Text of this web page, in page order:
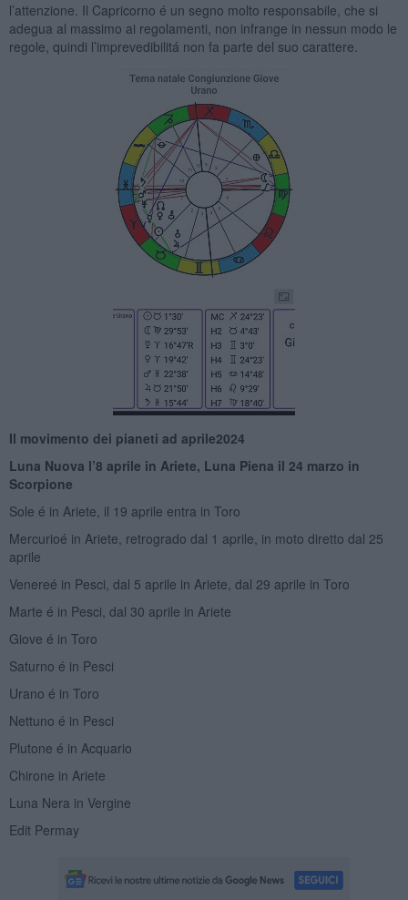
l’attenzione. Il Capricorno é un segno molto responsabile, che si
adegua al massimo ai regolamenti, non infrange in nessun modo le
regole, quindi l’imprevedibilitá non fa parte del suo carattere.
Il movimento dei pianeti ad aprile2024
Luna Nuova l’8 aprile in Ariete, Luna Piena il 24 marzo in
Scorpione
Sole é in Ariete, il 19 aprile entra in Toro
Mercurioé in Ariete, retrogrado dal 1 aprile, in moto diretto dal 25
aprile
Venereé in Pesci, dal 5 aprile in Ariete, dal 29 aprile in Toro
Marte é in Pesci, dal 30 aprile in Ariete
Giove é in Toro
Saturno é in Pesci
Urano é in Toro
Nettuno é in Pesci
Plutone é in Acquario
Chirone in Ariete
Luna Nera in Vergine
Edit Permay